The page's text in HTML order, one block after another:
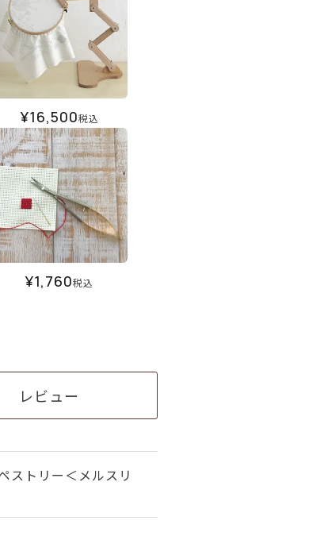
¥16,500税込
¥1,760税込
レビュー
ストリー＜メルスリ